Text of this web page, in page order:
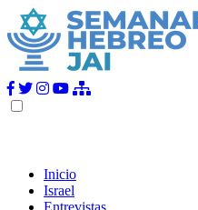
Inicio
Israel
Entrevistas